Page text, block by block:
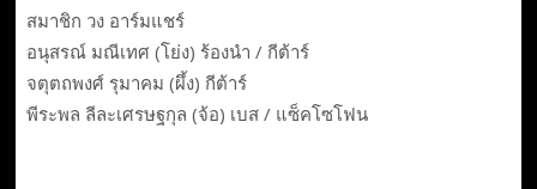
สมาชิก วง อาร์มแชร์
อนุสรณ์ มณีเทศ (โย่ง) ร้องนำ / กีต้าร์
จตุตถพงศ์ รุมาคม (ผึ้ง) กีต้าร์
พีระพล ลีละเศรษฐกุล (จ้อ) เบส / แซ็คโซโฟน